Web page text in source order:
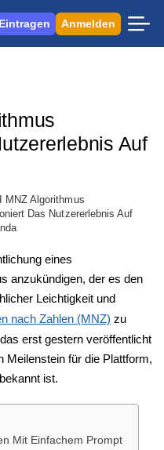
Eintragen Anmelden
Auf
MNZ Algorithmus
Das Nutzererlebnis Auf
eines
anzukündigen, der es den
Leichtigkeit und
nach Zahlen (MNZ) zu
erst gestern veröffentlicht
Meilenstein für die Plattform,
ist.
Mit Einfachem Prompt